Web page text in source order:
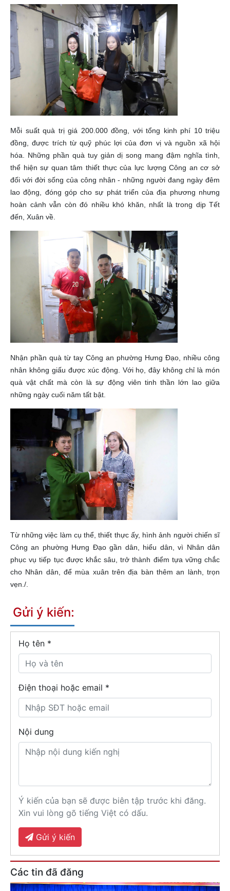
Mỗi suất quà trị giá 200.000 đồng, với tổng kinh phí 10 triệu
đồng, được trích từ quỹ phúc lợi của đơn vị và nguồn xã hội
hóa. Những phần quà tuy giản dị song mang đậm nghĩa tình,
thể hiện sự quan tâm thiết thực của lực lượng Công an cơ sở
đối với đời sống của công nhân - những người đang ngày đêm
lao động, đóng góp cho sự phát triển của địa phương nhưng
hoàn cảnh vẫn còn đó nhiều khó khăn, nhất là trong dịp Tết
đến, Xuân về.
Nhận phần quà từ tay Công an phường Hưng Đạo, nhiều công
nhân không giấu được xúc động. Với họ, đây không chỉ là món
quà vật chất mà còn là sự động viên tinh thần lớn lao giữa
những ngày cuối năm tất bật.
Từ những việc làm cụ thể, thiết thực ấy, hình ảnh người chiến sĩ
Công an phường Hưng Đạo gần dân, hiểu dân, vì Nhân dân
phục vụ tiếp tục được khắc sâu, trở thành điểm tựa vững chắc
cho Nhân dân, để mùa xuân trên địa bàn thêm an lành, trọn
vẹn./.
Gửi ý kiến:
Họ tên *
Điện thoại hoặc email *
Nội dung
Ý kiến của bạn sẽ được biên tập trước khi đăng.
Xin vui lòng gõ tiếng Việt có dấu.
Gửi ý kiến
Các tin đã đăng